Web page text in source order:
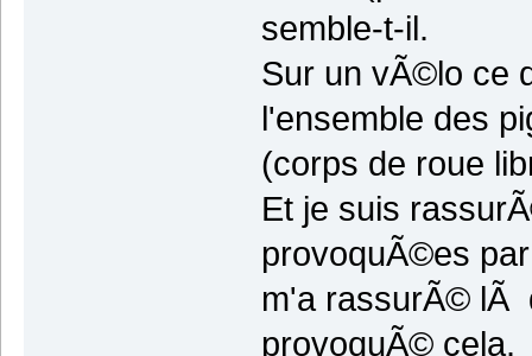
semble-t-il.
Sur un vÃ©lo ce
l'ensemble des
(corps de roue
Et je suis
provoquÃ©es
m'a rassurÃ© lÃ
provoquÃ© cela.